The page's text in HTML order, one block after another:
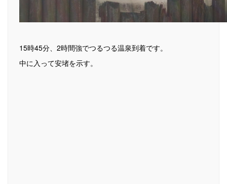
15時45分、2時間強でつるつる温泉到着です。
中に入って安堵を示す。